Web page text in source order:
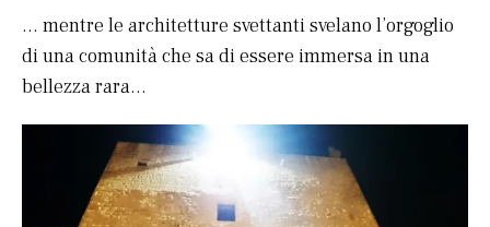
… mentre le architetture svettanti svelano l’orgoglio
di una comunità che sa di essere immersa in una
bellezza rara…